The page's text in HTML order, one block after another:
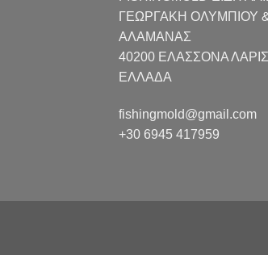
ΓΕΩΡΓΑΚΗ ΟΛΥΜΠΙΟΥ
ΑΛΑΜΑΝΑΣ
40200 ΕΛΑΣΣΟΝΑ
EΛΛΑΔΑ
fishingmold@gmail.com
+30 6945 417959